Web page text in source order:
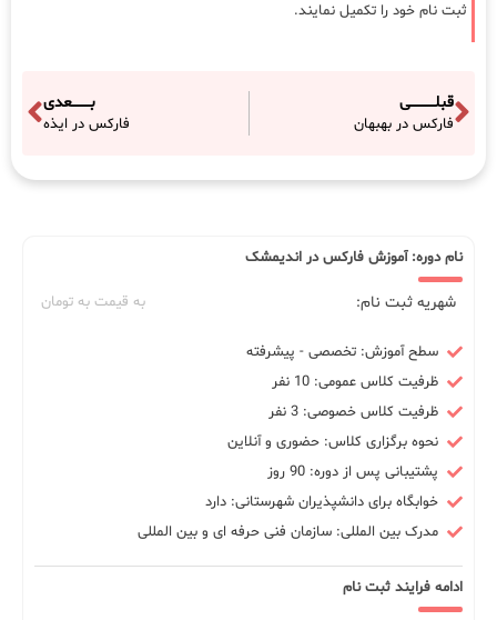
ثبت نام خود را تکمیل نمایند.
قبلـــــــــــی
فارکس در بهبهان
بــــــــعدی
فارکس در ایذه
نام دوره: آموزش فارکس در اندیمشک
شهریه ثبت نام: به قیمت به تومان
سطح آموزش: تخصصی - پیشرفته
ظرفیت کلاس عمومی: 10 نفر
ظرفیت کلاس خصوصی: 3 نفر
نحوه برگزاری کلاس: حضوری و آنلاین
پشتیبانی پس از دوره: 90 روز
خوابگاه برای دانشپذیران شهرستانی: دارد
مدرک بین المللی: سازمان فنی حرفه ای و بین المللی
ادامه فرایند ثبت نام